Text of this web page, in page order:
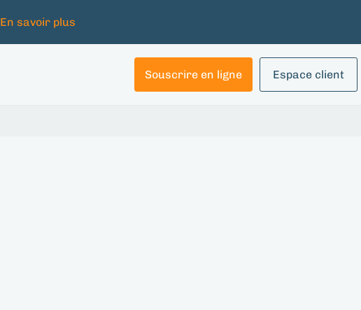
En savoir plus
Souscrire en ligne Espace client